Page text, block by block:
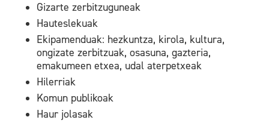
Gizarte zerbitzuguneak
Hauteslekuak
Ekipamenduak: hezkuntza, kirola, kultura,
ongizate zerbitzuak, osasuna, gazteria,
emakumeen etxea, udal aterpetxeak
Hilerriak
Komun publikoak
Haur jolasak